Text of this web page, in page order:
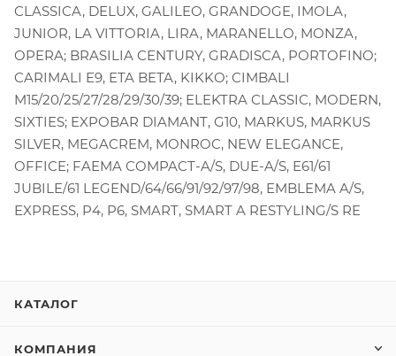
CLASSICA, DELUX, GALILEO, GRANDOGE, IMOLA,
JUNIOR, LA VITTORIA, LIRA, MARANELLO, MONZA,
OPERA; BRASILIA CENTURY, GRADISCA, PORTOFINO;
CARIMALI E9, ETA BETA, KIKKO; CIMBALI
M15/20/25/27/28/29/30/39; ELEKTRA CLASSIC, MODERN,
SIXTIES; EXPOBAR DIAMANT, G10, MARKUS, MARKUS
SILVER, MEGACREM, MONROC, NEW ELEGANCE,
OFFICE; FAEMA COMPACT-A/S, DUE-A/S, E61/61
JUBILE/61 LEGEND/64/66/91/92/97/98, EMBLEMA A/S,
EXPRESS, P4, P6, SMART, SMART A RESTYLING/S RE
КАТАЛОГ
КОМПАНИЯ